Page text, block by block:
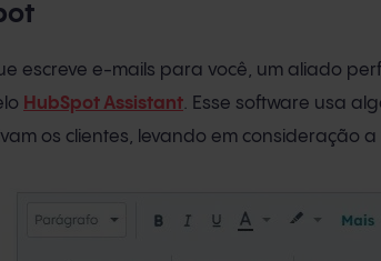
escreve e-mails para você, um aliado
HubSpot Assistant. Esse software usa
os clientes, levando em consideração